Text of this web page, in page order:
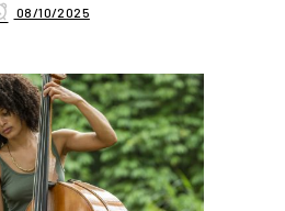
08/10/2025